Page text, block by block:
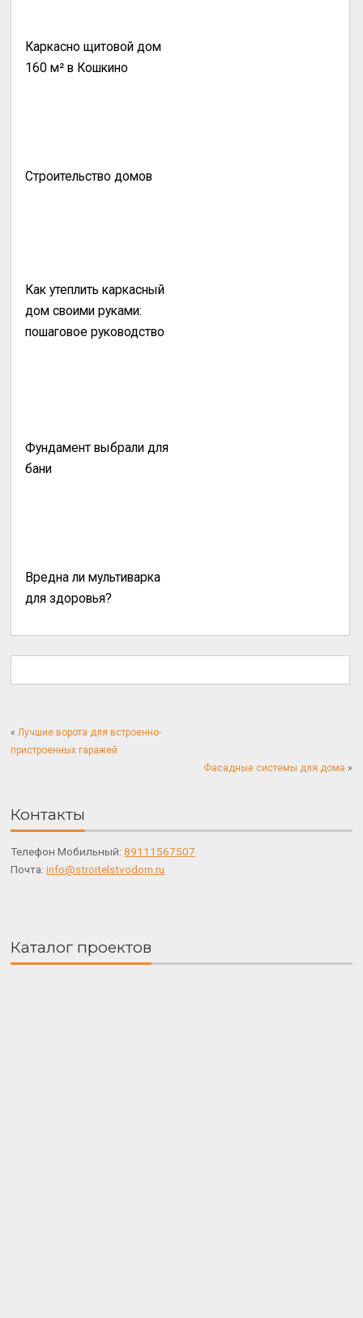
Каркасно щитовой дом
160 м² в Кошкино
Строительство домов
Как утеплить каркасный
дом своими руками:
пошаговое руководство
Фундамент выбрали для
бани
Вредна ли мультиварка
для здоровья?
«Лучшие ворота для встроенно-
пристроенных гаражей
Фасадные системы для дома »
Контакты
Телефон Мобильный:89111567507
Почта:info@stroitelstvodom.ru
Каталог проектов